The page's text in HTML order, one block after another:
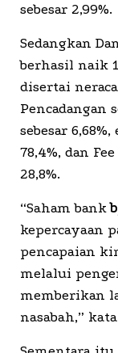
sebesar 2,99%.
Sedangkan
berhasil naik
disertai
Pencadangan
sebesar
78,4%, dan
28,8%.
“Saham bank
kepercayaan
pencapaian
melalui
memberikan
nasabah,” kata